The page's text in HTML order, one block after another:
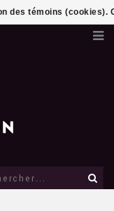
des témoins